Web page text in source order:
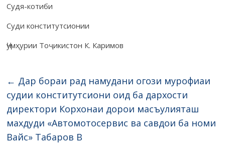
Судя-котиби
Суди конститутсионии
Ҷумҳурии Тоҷикистон К. Каримов
← Дар бораи рад намудани огози мурофиаи
судии конститутсиони оид ба дархости
директори Корхонаи дорои масъулияташ
махдуди «Автомотосервис ва савдои ба номи
Вайс» Табаров В